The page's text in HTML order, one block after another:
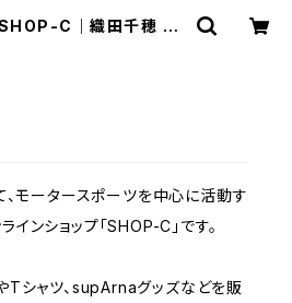
、モータースポーツを中心に活動す
ンショップ「SHOP-C」です。
Tシャツ、supArnaグッズなどを販